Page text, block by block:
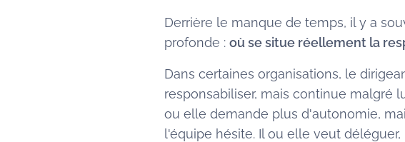
Derrière le manque de temps, il y a
profonde : où se situe réellement la
Dans certaines organisations, le
responsabiliser, mais continue malgré
ou elle demande plus d'autonomie,
l'équipe hésite. Il ou elle veut